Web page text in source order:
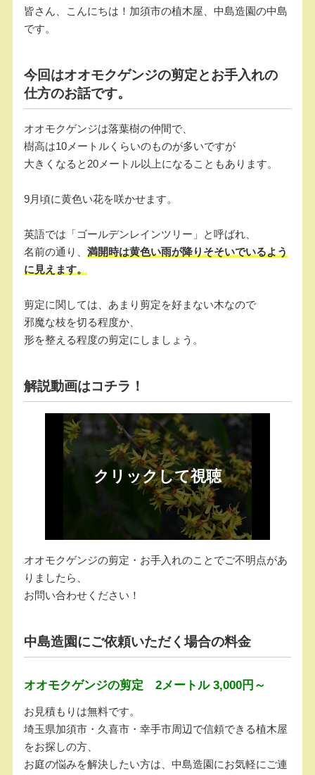
c
b
o
o
k
e
a
皆さん、こんにちは！加須市の植木屋、中島造園の中島
です。
今回はオオモクゲンジの剪定とお手入れの
仕方のお話です。
オオモクゲンジは落葉樹の仲間で、
樹高は10メートルくらいのものが多いですが
大きくなると20メートル以上になることもあります。
9月頃に黄色い花を咲かせます。
英語では「ゴールデンレインツリー」と呼ばれ、
名前の通り、満開時は黄色い雨が降りそそいでいるよう
に見えます。
剪定に関しては、あまり剪定を好まない木なので
邪魔な枝を切る程度か、
形を整える程度の剪定にしましょう。
解説動画はコチラ！
オオモクゲンジの剪定・お手入れのことでご不明点があ
りましたら、
お問い合わせください！
中島造園にご依頼いただく場合の料金
オオモクゲンジの剪定 2メートル 3,000円～
お見積もりは無料です。
埼玉県加須市・久喜市・幸手市周辺で信頼できる植木屋
をお探しの方、
お庭の悩みを解決したい方は、中島造園にお気軽にご連